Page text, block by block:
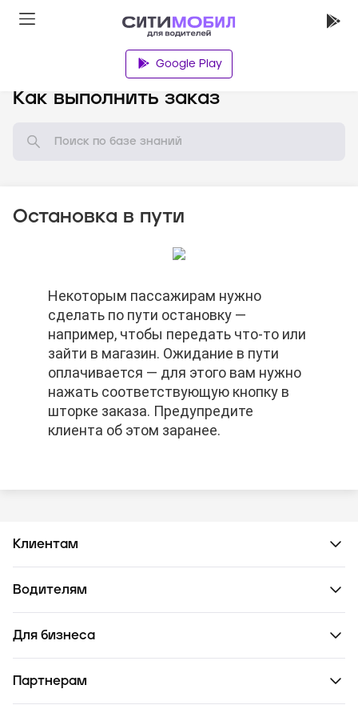
Google Play
Как выполнить заказ
Остановка в пути
Некоторым пассажирам нужно
сделать по пути остановку —
например, чтобы передать что-то или
зайти в магазин. Ожидание в пути
оплачивается — для этого вам нужно
нажать соответствующую кнопку в
шторке заказа. Предупредите
клиента об этом заранее.
Некоторым пассажирам нужно
сделать по пути остановку —
например, чтобы передать что-то или
зайти в магазин. Ожидание в пути
оплачивается — для этого вам нужно
нажать соответствующую кнопку в
шторке заказа. Предупредите
клиента об этом заранее.
Некоторым пассажирам нужно
сделать по пути остановку —
например, чтобы передать что-то или
зайти в магазин. Ожидание в пути
оплачивается — для этого вам нужно
нажать соответствующую кнопку в
шторке заказа. Предупредите
клиента об этом заранее.
Клиентам
Водителям
Для бизнеса
Партнерам